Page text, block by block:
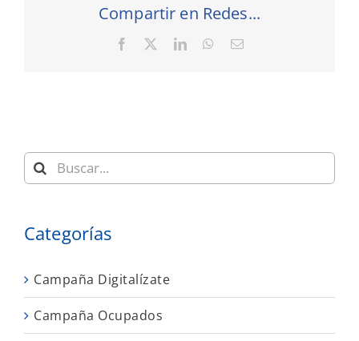
Compartir en Redes...
Facebook LinkedInWhatsApp
Correo
Buscar:
Categorías
Campaña Digitalízate
Campaña Ocupados